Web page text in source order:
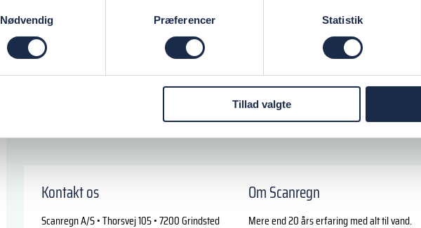
Nødvendig
Præferencer Statistik
Tillad valgte
SKRUE FOR UNIFIGHTER
Varenr.:
Kontakt os
Scanregn A/S • Thorsvej 105 • 7200 Grindsted
Om Scanregn
Mere end 20 års erfaring med alt til vand.